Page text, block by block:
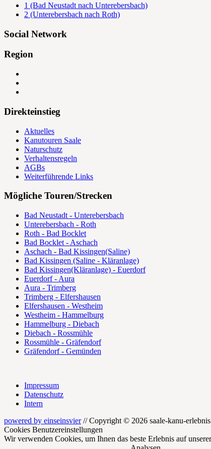
1 (Bad Neustadt nach Unterebersbach)
2 (Unterebersbach nach Roth)
Social Network
Region
Direkteinstieg
Aktuelles
Kanutouren Saale
Naturschutz
Verhaltensregeln
AGBs
Weiterführende Links
Mögliche Touren/Strecken
Bad Neustadt - Unterebersbach
Unterebersbach - Roth
Roth - Bad Bocklet
Bad Bocklet - Aschach
Aschach - Bad Kissingen(Saline)
Bad Kissingen (Saline - Kläranlage)
Bad Kissingen(Kläranlage) - Euerdorf
Euerdorf - Aura
Aura - Trimberg
Trimberg - Elfershausen
Elfershausen - Westheim
Westheim - Hammelburg
Hammelburg - Diebach
Diebach - Rossmühle
Rossmühle - Gräfendorf
Gräfendorf - Gemünden
Impressum
Datenschutz
Intern
powered by einseinsvier// Copyright © 2026 saale-kanu-
Cookies Benutzereinstellungen
Wir verwenden Cookies, um Ihnen das beste Erlebnis auf